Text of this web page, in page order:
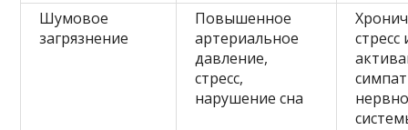
Шумовое
загрязнение
Повышенное
артериальное
давление,
стресс,
нарушение сна
стресс